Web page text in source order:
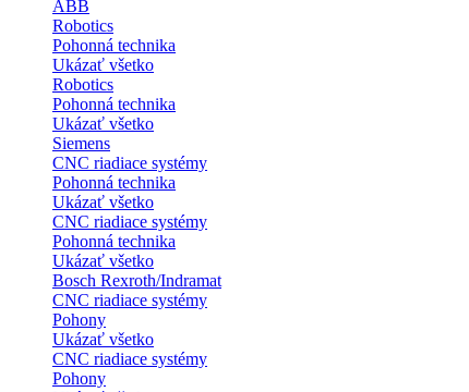
ABB
Robotics
Pohonná technika
Ukázať všetko
Robotics
Pohonná technika
Ukázať všetko
Siemens
CNC riadiace systémy
Pohonná technika
Ukázať všetko
CNC riadiace systémy
Pohonná technika
Ukázať všetko
Bosch Rexroth/Indramat
CNC riadiace systémy
Pohony
Ukázať všetko
CNC riadiace systémy
Pohony